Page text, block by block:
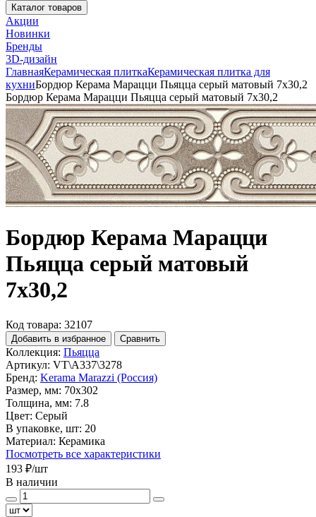
Каталог товаров
Акции
Новинки
Бренды
3D-дизайн
ГлавнаяКерамическая плиткаКерамическая плитка для
кухниБордюр Керама Марацци Пьяцца серый матовый 7x30,2
Бордюр Керама Марацци Пьяцца серый матовый 7x30,2
Бордюр Керама Марацци
Пьяцца серый матовый
7x30,2
Код товара: 32107
Добавить в избранное Сравнить
Коллекция: Пьяцца
Артикул: VT\A337\3278
Бренд: Kerama Marazzi (Россия)
Размер, мм: 70x302
Толщина, мм: 7.8
Цвет: Серый
В упаковке, шт: 20
Материал: Керамика
Посмотреть все характеристики
193 ₽/шт
В наличии